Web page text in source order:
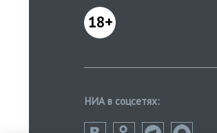
18+
НИА в соцсетях: